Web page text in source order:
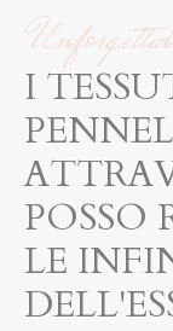
I
POSSO
LE